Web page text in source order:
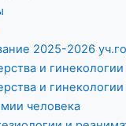
2025-2026
и
и
человека